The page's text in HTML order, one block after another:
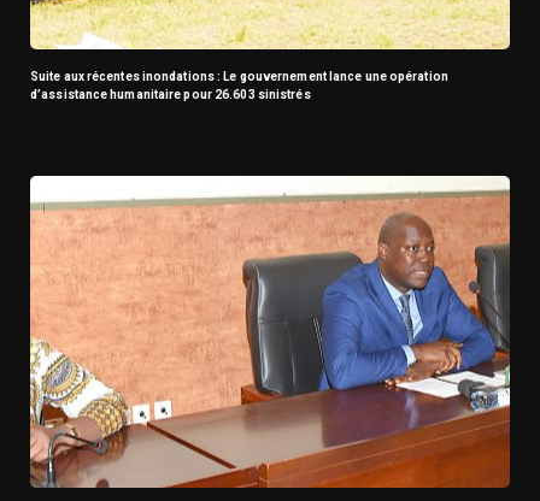
Suite aux récentes inondations : Le gouvernement lance une opération
d’assistance humanitaire pour 26.603 sinistrés